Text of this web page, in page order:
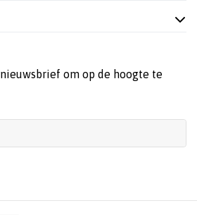
om op de hoogte te